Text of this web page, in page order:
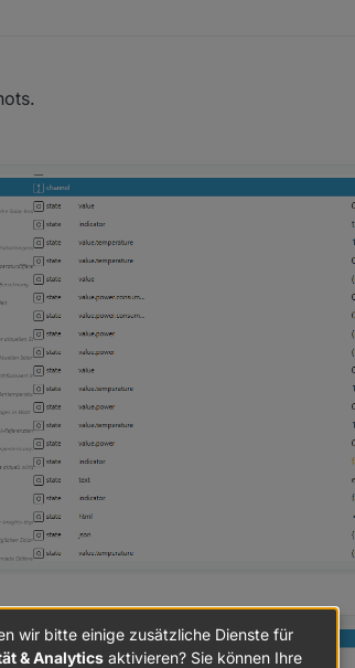
wir bitte einige zusätzliche Dienste für
& Analytics aktivieren? Sie können Ihre